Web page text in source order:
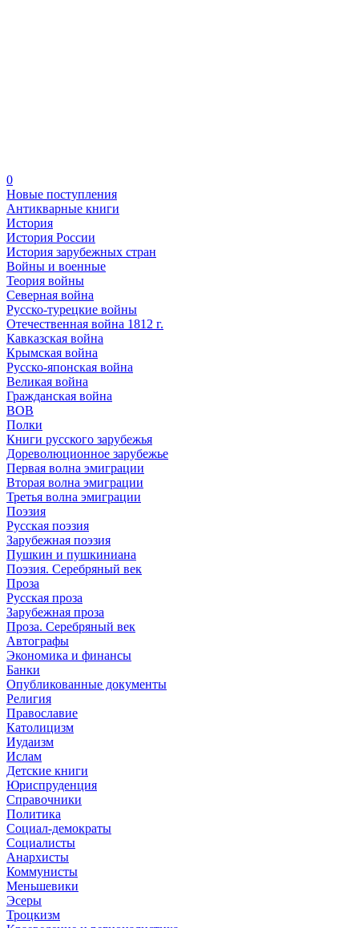
0
Новые поступления
Антикварные книги
История
История России
История зарубежных стран
Войны и военные
Теория войны
Северная война
Русско-турецкие войны
Отечественная война 1812 г.
Кавказская война
Крымская война
Русско-японская война
Великая война
Гражданская война
ВОВ
Полки
Книги русского зарубежья
Дореволюционное зарубежье
Первая волна эмиграции
Вторая волна эмиграции
Третья волна эмиграции
Поэзия
Русская поэзия
Зарубежная поэзия
Пушкин и пушкиниана
Поэзия. Серебряный век
Проза
Русская проза
Зарубежная проза
Проза. Серебряный век
Автографы
Экономика и финансы
Банки
Опубликованные документы
Религия
Православие
Католицизм
Иудаизм
Ислам
Детские книги
Юриспруденция
Справочники
Политика
Социал-демократы
Социалисты
Анархисты
Коммунисты
Меньшевики
Эсеры
Троцкизм